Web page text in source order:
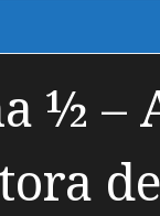
½ –
de